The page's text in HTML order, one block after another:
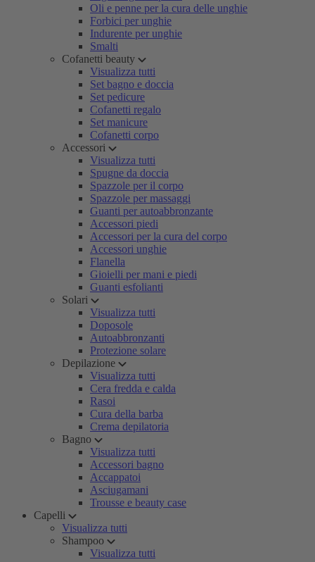
Oli e penne per la cura delle unghie
Forbici per unghie
Indurente per unghie
Smalti
Cofanetti beauty
Visualizza tutti
Set bagno e doccia
Set pedicure
Cofanetti regalo
Set manicure
Cofanetti corpo
Accessori
Visualizza tutti
Spugne da doccia
Spazzole per il corpo
Spazzole per massaggi
Guanti per autoabbronzante
Accessori piedi
Accessori per la cura del corpo
Accessori unghie
Flanella
Gioielli per mani e piedi
Guanti esfolianti
Solari
Visualizza tutti
Doposole
Autoabbronzanti
Protezione solare
Depilazione
Visualizza tutti
Cera fredda e calda
Rasoi
Cura della barba
Crema depilatoria
Bagno
Visualizza tutti
Accessori bagno
Accappatoi
Asciugamani
Trousse e beauty case
Capelli
Visualizza tutti
Shampoo
Visualizza tutti